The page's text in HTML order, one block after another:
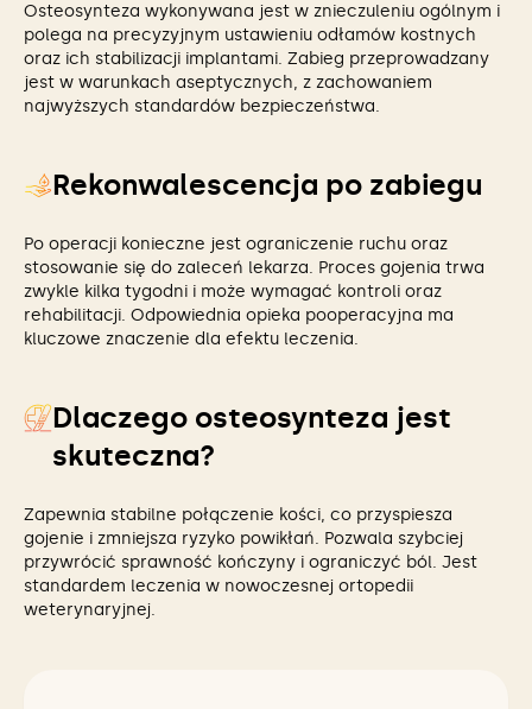
Osteosynteza wykonywana jest w znieczuleniu ogólnym i
polega na precyzyjnym ustawieniu odłamów kostnych
oraz ich stabilizacji implantami. Zabieg przeprowadzany
jest w warunkach aseptycznych, z zachowaniem
najwyższych standardów bezpieczeństwa.
Rekonwalescencja po zabiegu
Po operacji konieczne jest ograniczenie ruchu oraz
stosowanie się do zaleceń lekarza. Proces gojenia trwa
zwykle kilka tygodni i może wymagać kontroli oraz
rehabilitacji. Odpowiednia opieka pooperacyjna ma
kluczowe znaczenie dla efektu leczenia.
Dlaczego osteosynteza jest
skuteczna?
Zapewnia stabilne połączenie kości, co przyspiesza
gojenie i zmniejsza ryzyko powikłań. Pozwala szybciej
przywrócić sprawność kończyny i ograniczyć ból. Jest
standardem leczenia w nowoczesnej ortopedii
weterynaryjnej.